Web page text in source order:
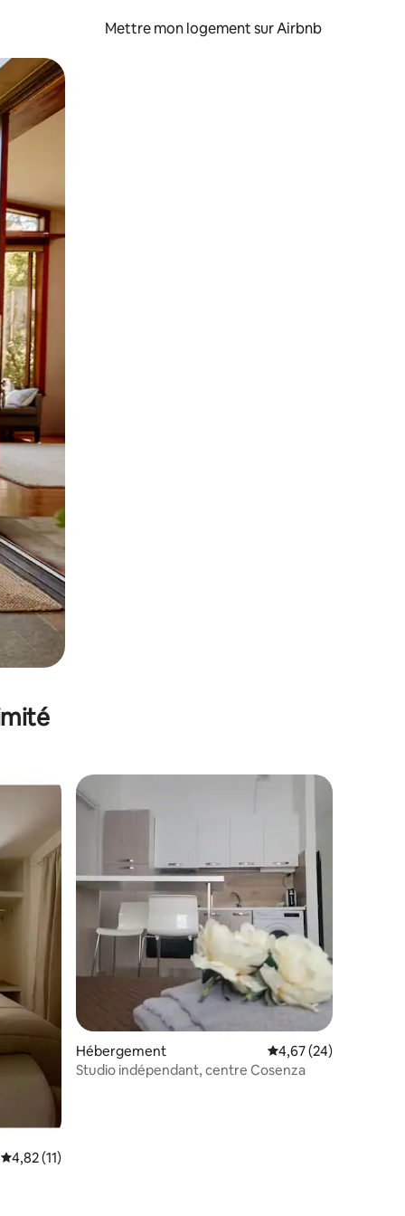
Mettre mon logement sur Airbnb
glisser.
Évaluation moyenne sur la base de 11 commentaires : 4,82 sur 5
4,82 (11)
Hébergement Évaluation moyenne
4,67 (24)
Studio indépendant, centre Cosenza